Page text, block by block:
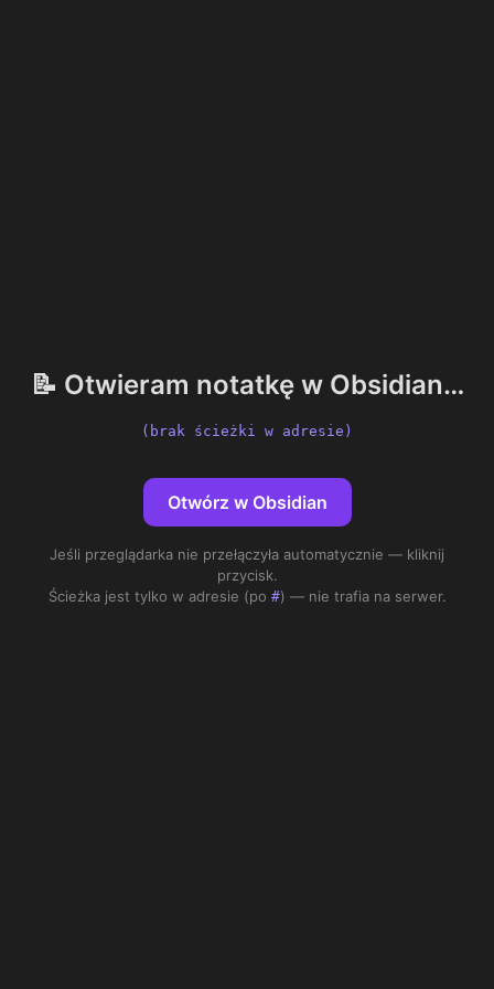
📝 Otwieram notatkę w Obsidian…
(brak ścieżki w adresie)
Otwórz w Obsidian
Jeśli przeglądarka nie przełączyła automatycznie — kliknij
przycisk.
Ścieżka jest tylko w adresie (po #) — nie trafia na serwer.